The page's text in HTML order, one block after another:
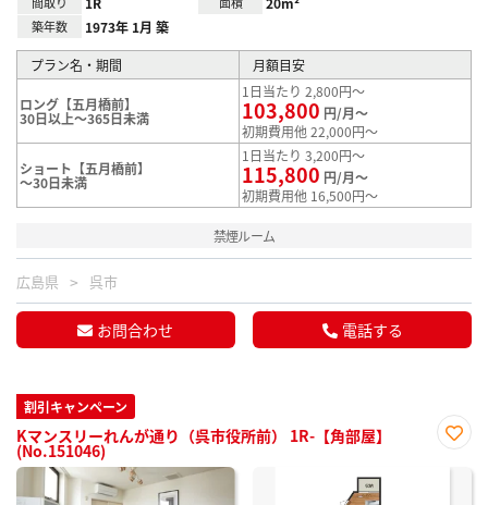
築年数 1973年 1月 築
プラン名・期間 月額目安
ロング【五月橋前】
30日以上～365日未満
1日当たり 2,800円～
103,800 円/月～
初期費用他 22,000円～
ショート【五月橋前】
～30日未満
1日当たり 3,200円～
115,800 円/月～
初期費用他 16,500円～
禁煙ルーム
広島県 呉市
お問合わせ 電話する
割引キャンペーン
Kマンスリーれんが通り（呉市役所前） 1R-【角部屋】
(No.151046)
に入